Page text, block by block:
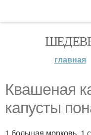
главная
Квашеная
капусты